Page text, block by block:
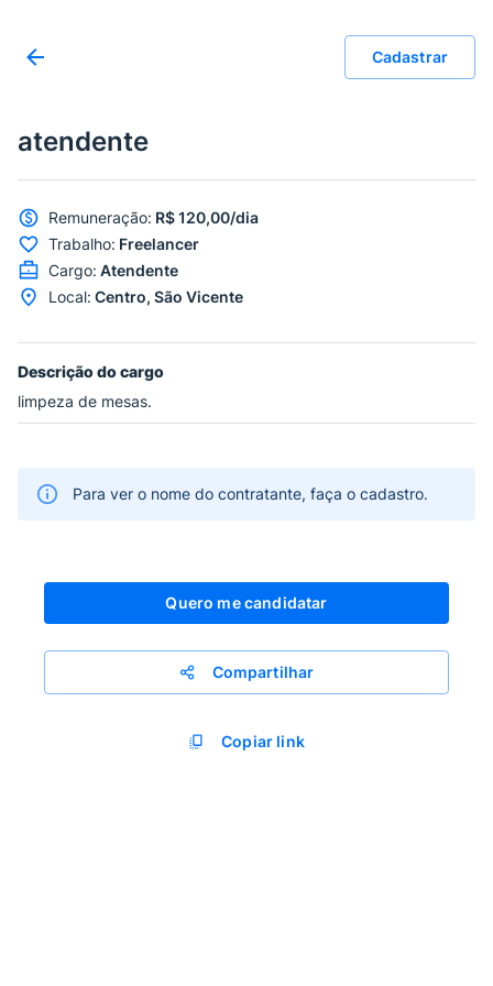
Cadastrar
atendente
Remuneração: R$ 120,00/dia
Trabalho: Freelancer
Cargo: Atendente
Local: Centro, São Vicente
Descrição do cargo
limpeza de mesas.
Para ver o nome do contratante, faça o cadastro.
Quero me candidatar
Compartilhar
Copiar link